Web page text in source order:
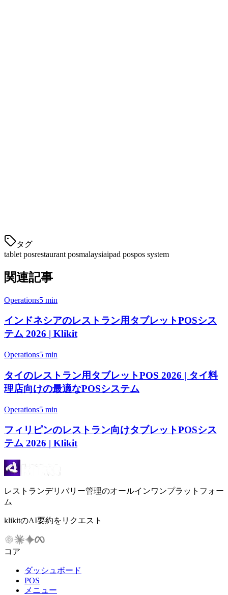
タグ
tablet posrestaurant posmalaysiaipad pospos system
関連記事
Operations5 min
インドネシアのレストラン用タブレットPOSシス
テム 2026 | Klikit
Operations5 min
タイのレストラン用タブレットPOS 2026 | タイ料
理店向けの最適なPOSシステム
Operations5 min
フィリピンのレストラン向けタブレットPOSシス
テム 2026 | Klikit
レストランデリバリー管理のオールインワンプラットフォー
ム
klikitのAI要約をリクエスト
コア
ダッシュボード
POS
メニュー